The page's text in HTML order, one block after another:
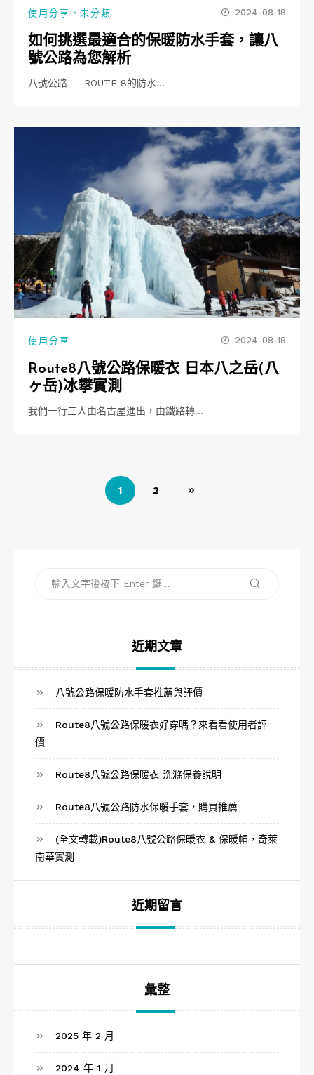
使用分享 、未分類 2024-08-18
如何挑選最適合的保暖防水手套，讓八
號公路為您解析
八號公路 — ROUTE 8的防水…
使用分享 2024-08-18
Route8八號公路保暖衣 日本八之岳(八
ヶ岳)冰攀實測
我們一行三人由名古屋進出，由鐵路轉…
1 2
搜
近期文章
八號公路保暖防水手套推薦與評價
Route8八號公路保暖衣好穿嗎？來看看使用者評
價
Route8八號公路保暖衣 洗滌保養說明
Route8八號公路防水保暖手套，購買推薦
(全文轉載)Route8八號公路保暖衣 & 保暖帽，奇萊
南華實測
近期留言
彙整
2025 年 2 月
2024 年 1 月